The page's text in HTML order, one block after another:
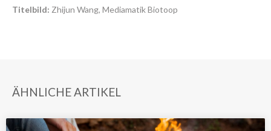
Titelbild: Zhijun Wang, Mediamatik Biotoop
ÄHNLICHE ARTIKEL